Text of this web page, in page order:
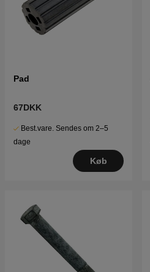
Pad
67DKK
Best.vare. Sendes om 2–5
dage
Køb